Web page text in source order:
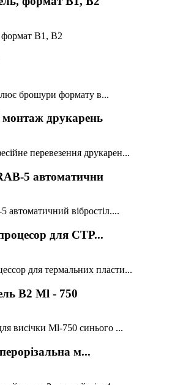
B1, B2
брошури формату в...
монтаж друкарень
перевезення друкарен...
5 автоматични
автоматичний вібростіл....
для СТР...
для термальних пласти...
В2 Ml - 750
висічки Ml-750 синього ...
м...